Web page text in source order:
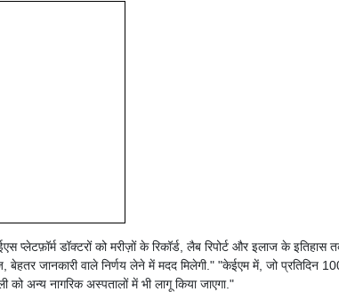
डॉक्टरों को मरीज़ों के रिकॉर्ड, लैब रिपोर्ट और इलाज के इतिहास
जानकारी वाले निर्णय लेने में मदद मिलेगी." "केईएम में, जो प्रतिदिन
को अन्य नागरिक अस्पतालों में भी लागू किया जाएगा."